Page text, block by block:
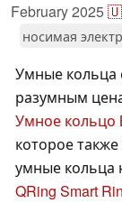
February 2025
носимая
Умные кольца
разумным
Умное кольцо
которое
умные кольца
QRing Smart